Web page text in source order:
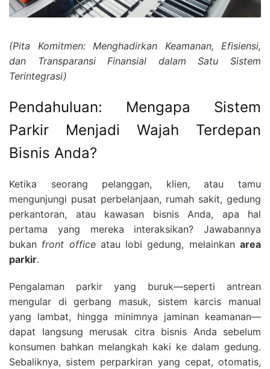
(Pita Komitmen: Menghadirkan Keamanan, Efisiensi,
dan Transparansi Finansial dalam Satu Sistem
Terintegrasi)
Pendahuluan: Mengapa Sistem
Parkir Menjadi Wajah Terdepan
Bisnis Anda?
Ketika seorang pelanggan, klien, atau tamu
mengunjungi pusat perbelanjaan, rumah sakit, gedung
perkantoran, atau kawasan bisnis Anda, apa hal
pertama yang mereka interaksikan? Jawabannya
bukan front officeatau lobi gedung, melainkanarea
parkir.
Pengalaman parkir yang buruk—seperti antrean
mengular di gerbang masuk, sistem karcis manual
yang lambat, hingga minimnya jaminan keamanan—
dapat langsung merusak citra bisnis Anda sebelum
konsumen bahkan melangkah kaki ke dalam gedung.
Sebaliknya, sistem perparkiran yang cepat, otomatis,